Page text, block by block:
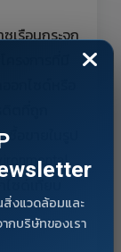
เรือนกระจก
อกไซด์หรือ
ตที่ถูก
อขายในรูป
งแวดล้อมและ
กบริษัทของเรา